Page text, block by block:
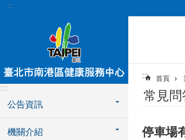
跳到主要內容區塊
:::
:::
公告資訊
機關介紹
::: 首頁
常見問
停車場